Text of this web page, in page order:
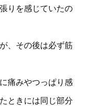
りを感じていたの
、その後は必ず筋
痛みやつっぱり感
ときには同じ部分